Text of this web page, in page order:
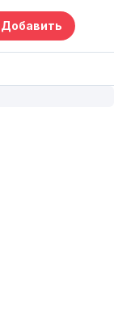
Добавить